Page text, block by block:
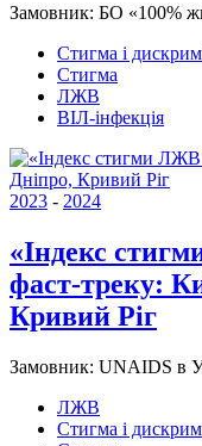
Замовник: БО «100%
Стигма і
Стигма
ЛЖВ
ВІЛ-інфекція
2023 - 2024
«Індекс
фаст-треку:
Кривий Ріг
Замовник: UNAIDS в
ЛЖВ
Стигма і